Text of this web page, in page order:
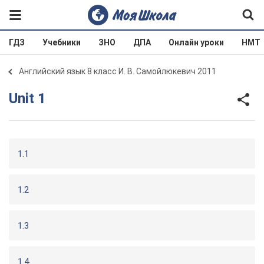
ГДЗ Учебники ЗНО ДПА Онлайн уроки НМТ
Английский язык 8 класс И. В. Самойлюкевич 2011
Unit 1
1.1
1.2
1.3
1.4